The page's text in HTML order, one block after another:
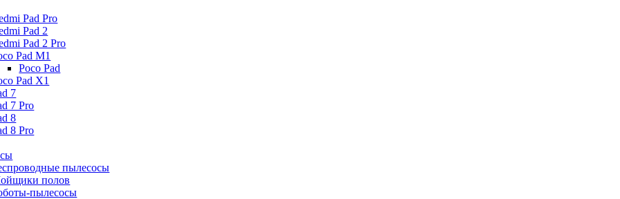
Pad Pro
Pad 2
Pad 2 Pro
Pad M1
Poco Pad
Pad X1
7
7 Pro
8
8 Pro
пылесосы
полов
пылесосы